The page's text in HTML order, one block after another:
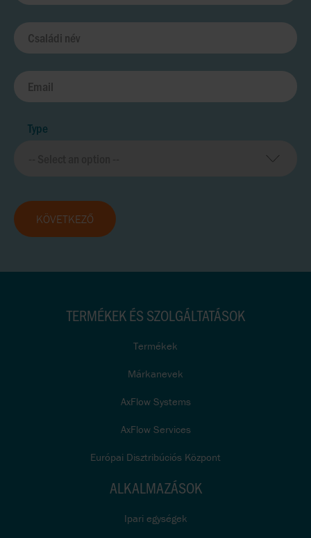
Type
KÖVETKEZŐ
TERMÉKEK ÉS SZOLGÁLTATÁSOK
Termékek
Márkanevek
AxFlow Systems
AxFlow Services
Európai Disztribúciós Központ
ALKALMAZÁSOK
Ipari egységek